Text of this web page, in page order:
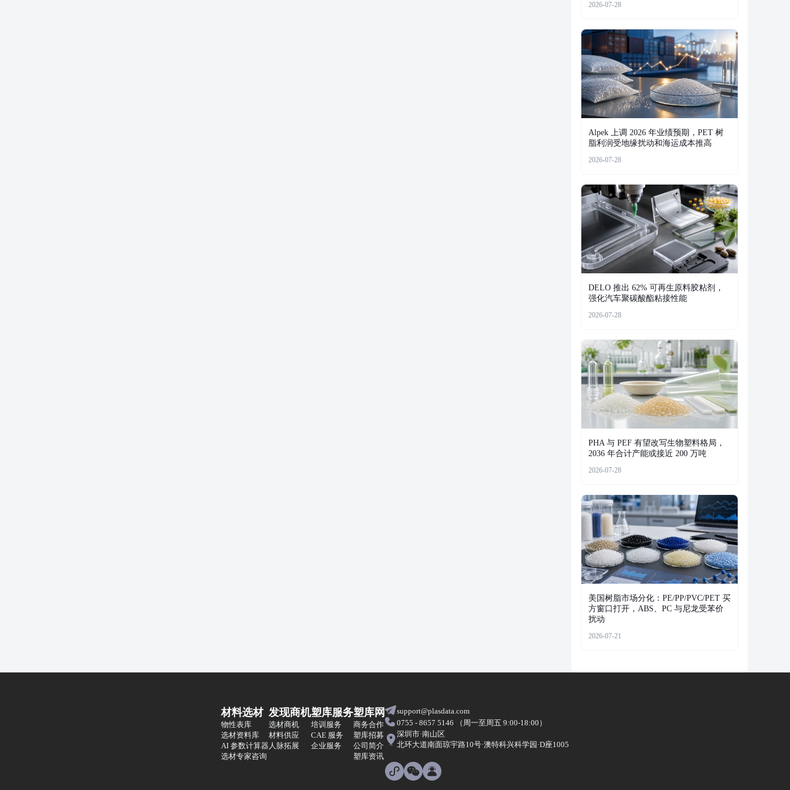
2026-07-28
Alpek 上调 2026 年业绩预期，PET 树
脂利润受地缘扰动和海运成本推高
2026-07-28
DELO 推出 62% 可再生原料胶粘剂，
强化汽车聚碳酸酯粘接性能
2026-07-28
PHA 与 PEF 有望改写生物塑料格局，
2036 年合计产能或接近 200 万吨
2026-07-28
美国树脂市场分化：PE/PP/PVC/PET 买
方窗口打开，ABS、PC 与尼龙受苯价
扰动
2026-07-21
材料选材
物性表库
选材资料库
AI 参数计算器
选材专家咨询
发现商机
选材商机
材料供应
人脉拓展
塑库服务
培训服务
CAE 服务
企业服务
塑库网
商务合作
塑库招募
公司简介
塑库资讯
support@plasdata.com
0755 - 8657 5146 （周一至周五 9:00-18:00）
深圳市·南山区
北环大道南面琼宇路10号·澳特科兴科学园·D座1005